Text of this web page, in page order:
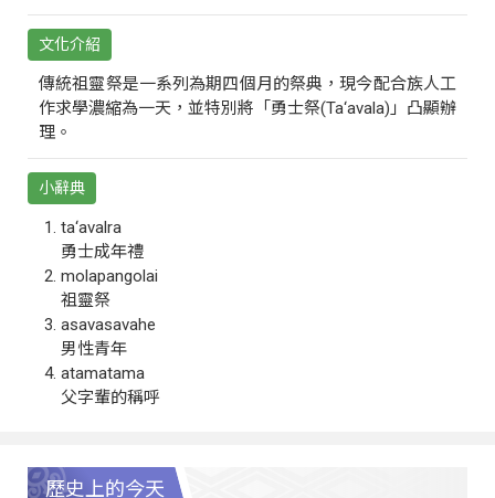
文化介紹
傳統祖靈祭是一系列為期四個月的祭典，現今配合族人工
作求學濃縮為一天，並特別將「勇士祭(Ta‘avala)」凸顯辦
理。
小辭典
ta‘avalra
勇士成年禮
molapangolai
祖靈祭
asavasavahe
男性青年
atamatama
父字輩的稱呼
歷史上的今天